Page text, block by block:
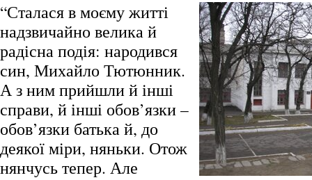
“Сталася в моєму житті
надзвичайно велика й
радісна подія: народився
син, Михайло Тютюнник.
А з ним прийшли й інші
справи, й інші обов’язки –
обов’язки батька й, до
деякої міри, няньки. Отож
нянчусь тепер. Але